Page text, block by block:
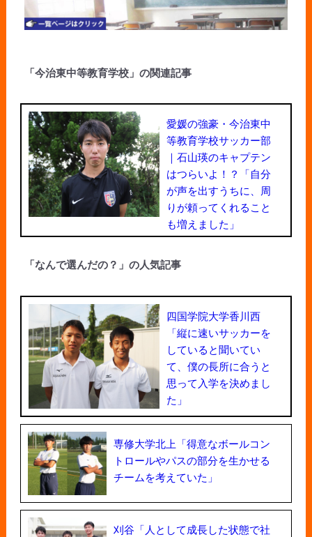
「今治東中等教育学校」の関連記事
愛媛の強豪・今治東中
等教育学校サッカー部
｜石山瑛のキャプテン
はつらいよ！？「自分
が声を出すうちに、周
りが頼ってくれること
も増えました」
「なんで選んだの？」の人気記事
四国学院大学香川西
「縦に速いサッカーを
していると聞いてい
て、僕の長所に合うと
思って入学を決めまし
た」
専修大学北上「得意なボールコン
トロールやパスの部分を生かせる
チームを考えていた」
刈谷「人として成長した状態で社